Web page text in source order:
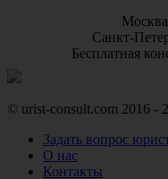
Москва
Санкт-
Бесплатная
© urist-consult.com 2016 -
Задать вопрос
О нас
Контакты